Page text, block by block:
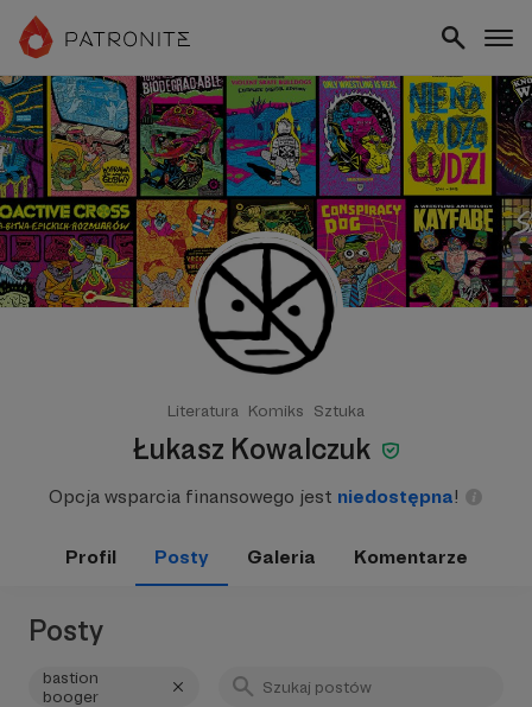
Literatura Komiks Sztuka
Łukasz Kowalczuk
Opcja wsparcia finansowego jest niedostępna!
Profil Posty Galeria Komentarze
Posty
bastion
booger